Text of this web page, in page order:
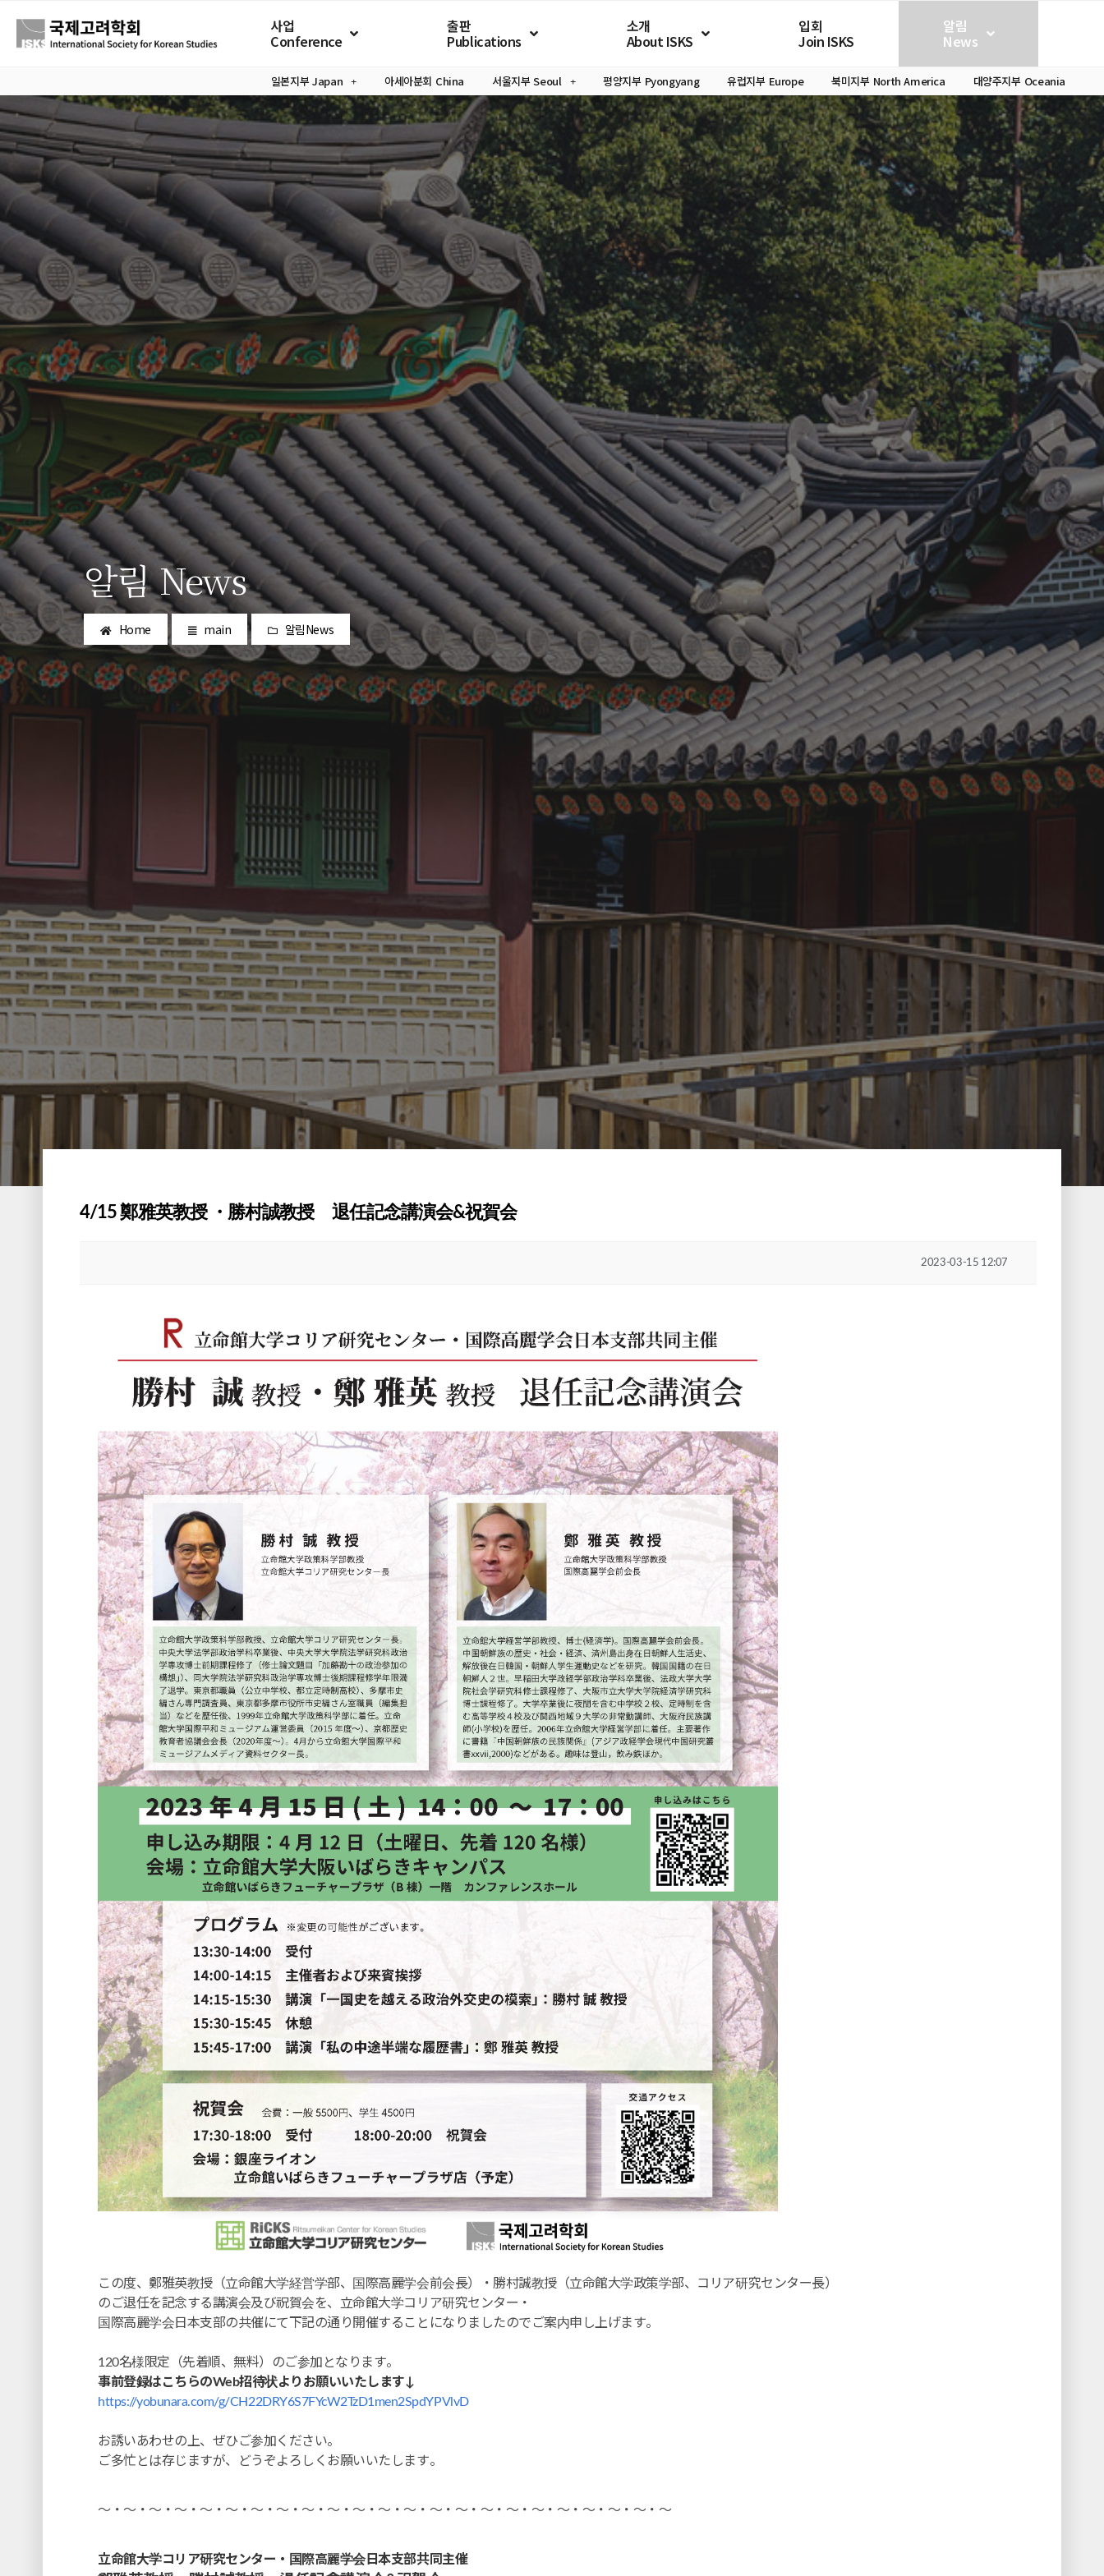
사업
Conference
출판
Publications
소개
About ISKS
입회
Join ISKS
알림
News
일본지부 Japan 아세아분회 China 서울지부 Seoul 평양지부 Pyongyang 유럽지부 Europe 북미지부 North America 대양주지부 Oceania
알림 News
Home main 알림News
4/15 鄭雅英教授 ・勝村誠教授 退任記念講演会&祝賀会
2023-03-15 12:07
この度、鄭雅英教授（立命館大学経営学部、国際高麗学会前会長）・勝村誠教授（立命館大学政策学部、コリア研究センター長）
のご退任を記念する講演会及び祝賀会を、立命館大学コリア研究センター・
国際高麗学会日本支部の共催にて下記の通り開催することになりましたのでご案内申し上げます。
120名様限定（先着順、無料）のご参加となります。
事前登録はこちらのWeb招待状よりお願いいたします↓
https://yobunara.com/g/CH22DRY6S7FYcW2TzD1men2SpdYPVlvD
お誘いあわせの上、ぜひご参加ください。
ご多忙とは存じますが、どうぞよろしくお願いいたします。
～・～・～・～・～・～・～・～・～・～・～・～・～・～・～・～・～・～・～・～・～・～・～
立命館大学コリア研究センター・国際高麗学会日本支部共同主催